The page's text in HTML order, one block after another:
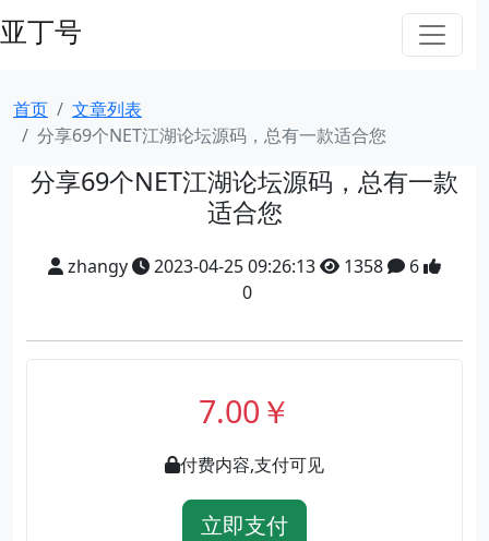
亚丁号
首页
文章列表
分享69个NET江湖论坛源码，总有一款适合您
分享69个NET江湖论坛源码，总有一款
适合您
zhangy 2023-04-25 09:26:13 1358
6
0
7.00￥
付费内容,支付可见
立即支付